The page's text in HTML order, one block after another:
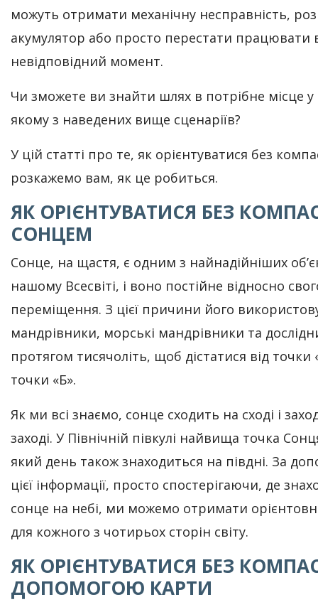
можуть отримати механічну несправність,
акумулятор або просто перестати працювати
невідповідний момент.
Чи зможете ви знайти шлях в потрібне місце у
якому з наведених вище сценаріїв?
У цій статті про те, як орієнтуватися без
розкажемо вам, як це робиться.
ЯК ОРІЄНТУВАТИСЯ БЕЗ
СОНЦЕМ
Сонце, на щастя, є одним з найнадійніших
нашому Всесвіті, і воно постійне відносно
переміщення. З цієї причини його
мандрівники, морські мандрівники та
протягом тисячоліть, щоб дістатися від точки
точки «Б».
Як ми всі знаємо, сонце сходить на сході і
заході. У Північній півкулі найвища точка
який день також знаходиться на півдні. За
цієї інформації, просто спостерігаючи, де
сонце на небі, ми можемо отримати
для кожного з чотирьох сторін світу.
ЯК ОРІЄНТУВАТИСЯ БЕЗ
ДОПОМОГОЮ КАРТИ